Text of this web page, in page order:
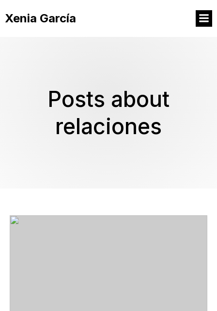
Xenia García
Posts about
relaciones